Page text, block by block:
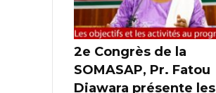
2e Congrès de la
SOMASAP, Pr. Fatou
Diawara présente les